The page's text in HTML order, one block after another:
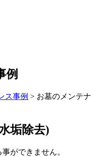
例
ス事例 > お墓のメンテナ
垢除去)
ができません。